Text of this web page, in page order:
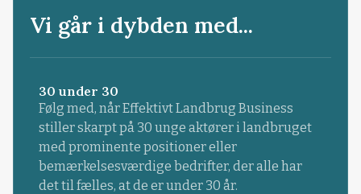
Vi går i dybden med...
30 under 30
Følg med, når Effektivt Landbrug Business
stiller skarpt på 30 unge aktører i landbruget
med prominente positioner eller
bemærkelsesværdige bedrifter, der alle har
det til fælles, at de er under 30 år.